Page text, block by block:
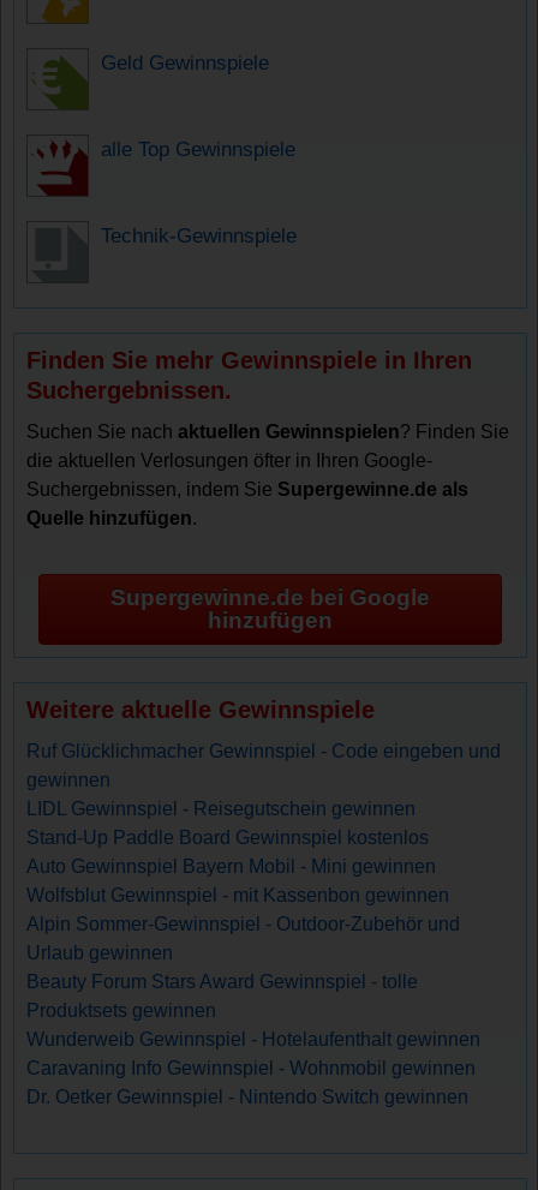
Geld Gewinnspiele
alle Top Gewinnspiele
Technik-Gewinnspiele
Finden Sie mehr Gewinnspiele in Ihren
Suchergebnissen.
Suchen Sie nachaktuellen Gewinnspielen? Finden Sie
die aktuellen Verlosungen öfter in Ihren Google-
Suchergebnissen, indem Sie Supergewinne.de als
Quelle hinzufügen.
Supergewinne.de bei Google
hinzufügen
Weitere aktuelle Gewinnspiele
Ruf Glücklichmacher Gewinnspiel - Code eingeben und
gewinnen
LIDL Gewinnspiel - Reisegutschein gewinnen
Stand-Up Paddle Board Gewinnspiel kostenlos
Auto Gewinnspiel Bayern Mobil - Mini gewinnen
Wolfsblut Gewinnspiel - mit Kassenbon gewinnen
Alpin Sommer-Gewinnspiel - Outdoor-Zubehör und
Urlaub gewinnen
Beauty Forum Stars Award Gewinnspiel - tolle
Produktsets gewinnen
Wunderweib Gewinnspiel - Hotelaufenthalt gewinnen
Caravaning Info Gewinnspiel - Wohnmobil gewinnen
Dr. Oetker Gewinnspiel - Nintendo Switch gewinnen